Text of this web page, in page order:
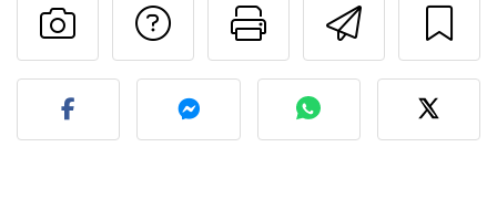
Imprimer
Poser une
Publier votre photo de